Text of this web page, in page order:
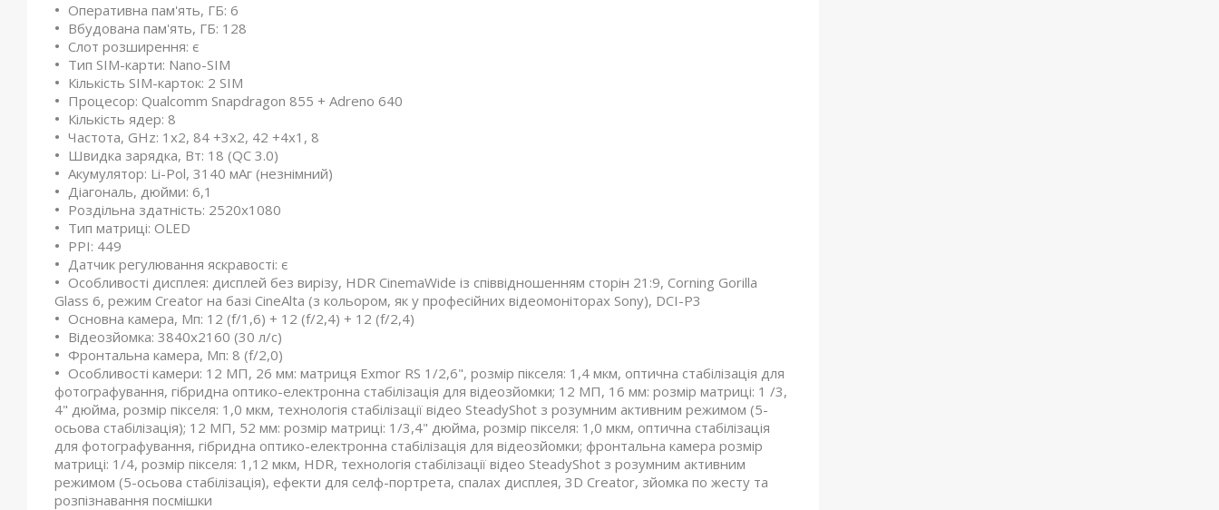
Оперативна пам'ять, ГБ: 6
Вбудована пам'ять, ГБ: 128
Слот розширення: є
Тип SIM-карти: Nano-SIM
Кількість SIM-карток: 2 SIM
Процесор: Qualcomm Snapdragon 855 + Adreno 640
Кількість ядер: 8
Частота, GHz: 1х2, 84 +3х2, 42 +4х1, 8
Швидка зарядка, Вт: 18 (QC 3.0)
Акумулятор: Li-Pol, 3140 мАг (незнімний)
Діагональ, дюйми: 6,1
Роздільна здатність: 2520x1080
Тип матриці: OLED
PPI: 449
Датчик регулювання яскравості: є
Особливості дисплея: дисплей без вирізу, HDR CinemaWide із співвідношенням сторін 21:9, Corning Gorilla
Glass 6, режим Creator на базі CineAlta (з кольором, як у професійних відеомоніторах Sony), DCI-P3
Основна камера, Мп: 12 (f/1,6) + 12 (f/2,4) + 12 (f/2,4)
Відеозйомка: 3840x2160 (30 л/с)
Фронтальна камера, Мп: 8 (f/2,0)
Особливості камери: 12 МП, 26 мм: матриця Exmor RS 1/2,6", розмір пікселя: 1,4 мкм, оптична стабілізація для
фотографування, гібридна оптико-електронна стабілізація для відеозйомки; 12 МП, 16 мм: розмір матриці: 1 /3,
4" дюйма, розмір пікселя: 1,0 мкм, технологія стабілізації відео SteadyShot з розумним активним режимом (5-
осьова стабілізація); 12 МП, 52 мм: розмір матриці: 1/3,4" дюйма, розмір пікселя: 1,0 мкм, оптична стабілізація
для фотографування, гібридна оптико-електронна стабілізація для відеозйомки; фронтальна камера розмір
матриці: 1/4, розмір пікселя: 1,12 мкм, HDR, технологія стабілізації відео SteadyShot з розумним активним
режимом (5-осьова стабілізація), ефекти для селф-портрета, спалах дисплея, 3D Creator, зйомка по жесту та
розпізнавання посмішки